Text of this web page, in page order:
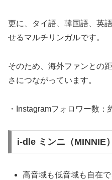
更に、タイ語、韓国語、英
せるマルチリンガルです。
そのため、海外ファンとの
さにつながっています。
・Instagramフォロワー数：
i-dle ミンニ（MINNIE
高音域も低音域も自在